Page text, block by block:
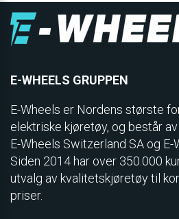
E-WHEELS GRUPPEN
E-Wheels er Nordens største
elektriske kjøretøy, og består
E­-Wheels Switzerland SA og E-
Siden 2014 har over 350.000
utvalg av kvalitetskjøretøy til
priser.